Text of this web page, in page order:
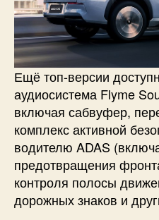
Ещё топ-версии
аудиосистема Flyme
включая сабвуфер,
комплекс активной
водителю ADAS
предотвращения
контроля полосы
дорожных знаков и